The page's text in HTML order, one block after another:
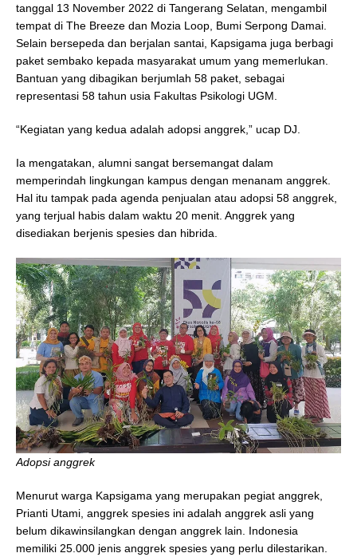
tanggal 13 November 2022 di Tangerang Selatan, mengambil
tempat di The Breeze dan Mozia Loop, Bumi Serpong Damai.
Selain bersepeda dan berjalan santai, Kapsigama juga berbagi
paket sembako kepada masyarakat umum yang memerlukan.
Bantuan yang dibagikan berjumlah 58 paket, sebagai
representasi 58 tahun usia Fakultas Psikologi UGM.
“Kegiatan yang kedua adalah adopsi anggrek,” ucap DJ.
Ia mengatakan, alumni sangat bersemangat dalam
memperindah lingkungan kampus dengan menanam anggrek.
Hal itu tampak pada agenda penjualan atau adopsi 58 anggrek,
yang terjual habis dalam waktu 20 menit. Anggrek yang
disediakan berjenis spesies dan hibrida.
Adopsi anggrek
Menurut warga Kapsigama yang merupakan pegiat anggrek,
Prianti Utami, anggrek spesies ini adalah anggrek asli yang
belum dikawinsilangkan dengan anggrek lain. Indonesia
memiliki 25.000 jenis anggrek spesies yang perlu dilestarikan.